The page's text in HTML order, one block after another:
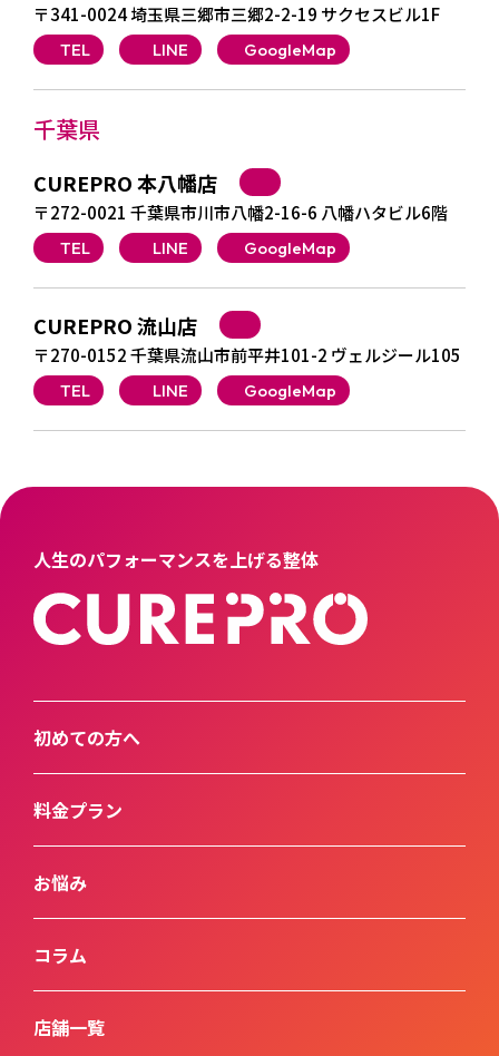
〒341-0024 埼玉県三郷市三郷2-2-19 サクセスビル1F
TEL LINE GoogleMap
千葉県
CUREPRO 本八幡店
〒272-0021 千葉県市川市八幡2-16-6 八幡ハタビル6階
TEL LINE GoogleMap
CUREPRO 流山店
〒270-0152 千葉県流山市前平井101-2 ヴェルジール105
TEL LINE GoogleMap
人生のパフォーマンスを上げる整体
初めての方へ
料金プラン
お悩み
コラム
店舗一覧